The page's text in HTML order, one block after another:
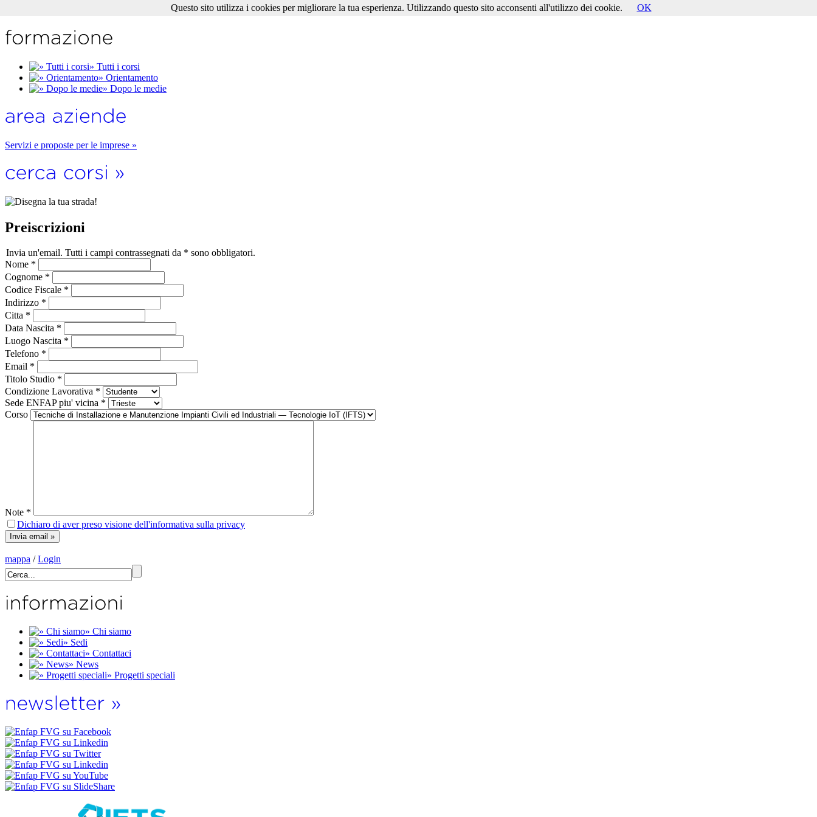
» Tutti i corsi
» Orientamento
» Dopo le medie
Servizi e proposte per le imprese »
Preiscrizioni
Invia un'email. Tutti i campi contrassegnati da * sono obbligatori.
Nome *
Cognome *
Codice Fiscale *
Indirizzo *
Citta *
Data Nascita *
Luogo Nascita *
Telefono *
Email *
Titolo Studio *
Condizione Lavorativa *
Sede ENFAP piu' vicina *
Corso
Note *
Dichiaro di aver preso visione dell'informativa sulla privacy
mappa /Login
» Chi siamo
» Sedi
» Contattaci
» News
» Progetti speciali
Questo sito utilizza i cookies per migliorare la tua esperienza. Utilizzando questo sito acconsenti all'utilizzo dei cookie. OK